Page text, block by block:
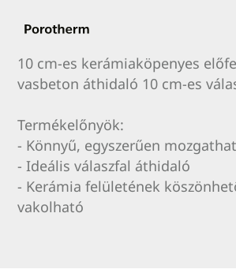
10 cm-es kerámiaköpenyes
vasbeton áthidaló 10 cm-es
Termékelőnyök:
- Könnyű, egyszerűen
- Ideális válaszfal áthidaló
- Kerámia felületének
vakolható